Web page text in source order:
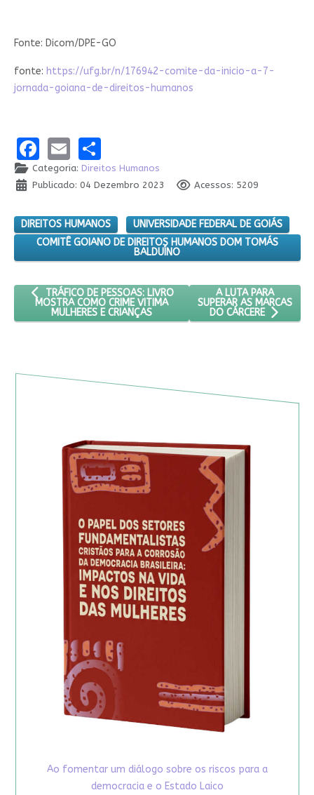
Fonte: Dicom/DPE-GO
fonte: https://ufg.br/n/176942-comite-da-inicio-a-7-
jornada-goiana-de-direitos-humanos
Facebook
EmailShare
Categoria: Direitos Humanos
Publicado: 04 Dezembro 2023
Acessos: 5209
DIREITOS HUMANOS
UNIVERSIDADE FEDERAL DE GOIÁS
COMITÊ GOIANO DE DIREITOS HUMANOS DOM TOMÁS
BALDUÍNO
ARTIGO ANTERIOR: TRÁFICO DE PESSOAS: LIVRO MOSTRA
TRÁFICO DE PESSOAS: LIVRO
MOSTRA COMO CRIME VITIMA
MULHERES E CRIANÇAS
PRÓXIMO ARTIGO: A
A LUTA PARA
SUPERAR AS MARCAS
DO CÁRCERE
Ao fomentar um diálogo sobre os riscos para a
democracia e o Estado Laico